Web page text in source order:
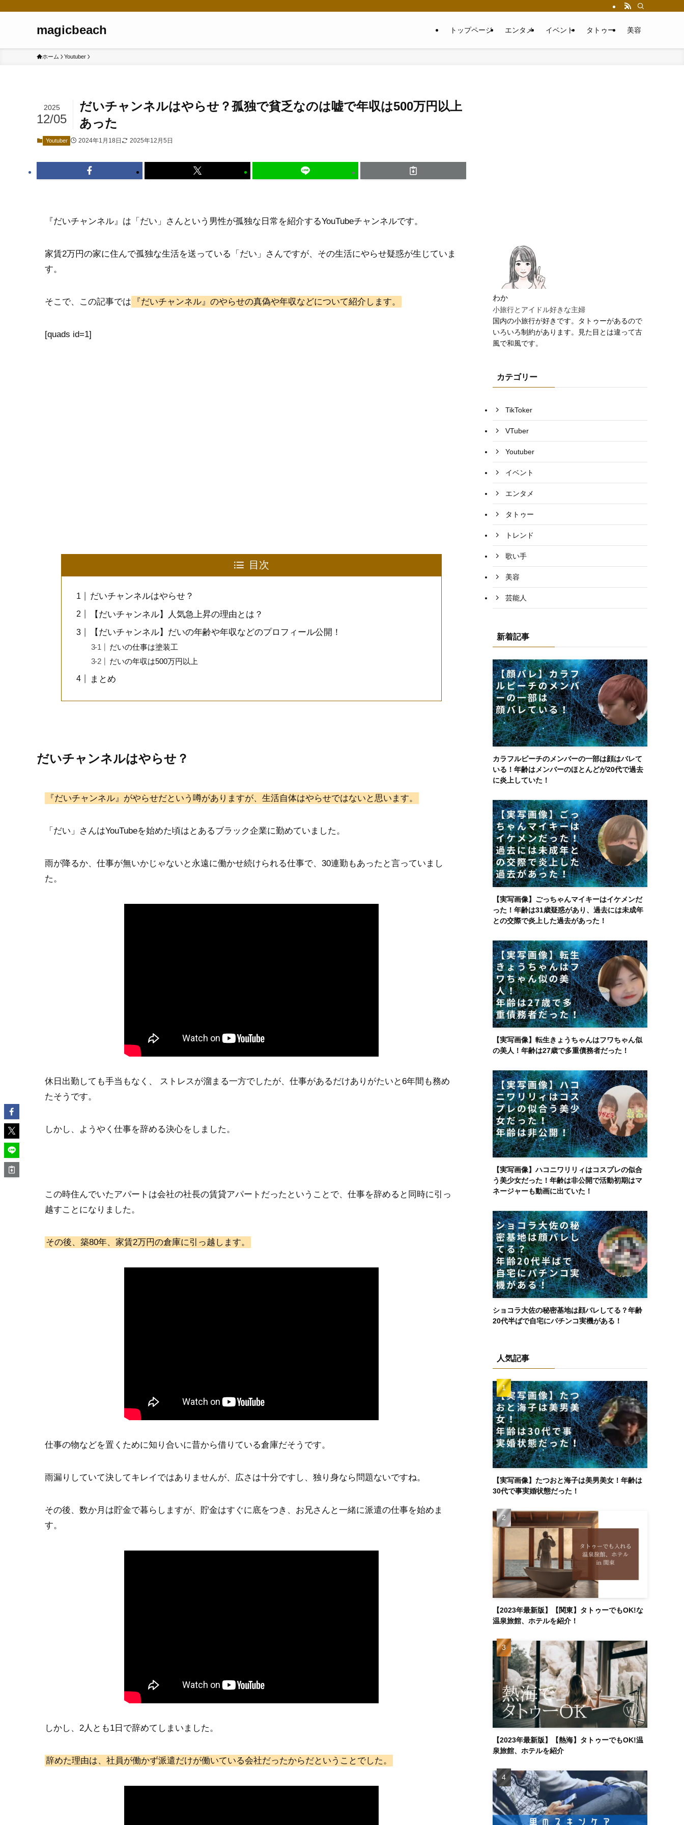
magicbeach トップページ エンタメ イベント タトゥー 美容
ホーム Youtuber
だいチャンネルはやらせ？孤独で貧乏なのは嘘で年収は500万円以上
あった
2025
12/05
Youtuber 2024年1月18日 2025年12月5日
『だいチャンネル』は「だい」さんという男性が孤独な日常を紹介するYouTubeチャンネルです。
家賃2万円の家に住んで孤独な生活を送っている「だい」さんですが、その生活にやらせ疑惑が生じていま
す。
そこで、この記事では 『だいチャンネル』のやらせの真偽や年収などについて紹介します。
[quads id=1]
目次
だいチャンネルはやらせ？
【だいチャンネル】人気急上昇の理由とは？
【だいチャンネル】だいの年齢や年収などのプロフィール公開！
だいの仕事は塗装工
だいの年収は500万円以上
まとめ
だいチャンネルはやらせ？
『だいチャンネル』がやらせだという噂がありますが、生活自体はやらせではないと思います。
「だい」さんはYouTubeを始めた頃はとあるブラック企業に勤めていました。
雨が降るか、仕事が無いかじゃないと永遠に働かせ続けられる仕事で、30連勤もあったと言っていまし
た。
休日出勤しても手当もなく、 ストレスが溜まる一方でしたが、仕事があるだけありがたいと6年間も務め
たそうです。
しかし、ようやく仕事を辞める決心をしました。
この時住んでいたアパートは会社の社長の賃貸アパートだったということで、仕事を辞めると同時に引っ
越すことになりました。
その後、築80年、家賃2万円の倉庫に引っ越します。
仕事の物などを置くために知り合いに昔から借りている倉庫だそうです。
雨漏りしていて決してキレイではありませんが、広さは十分ですし、独り身なら問題ないですね。
その後、数か月は貯金で暮らしますが、貯金はすぐに底をつき、お兄さんと一緒に派遣の仕事を始めま
す。
しかし、2人とも1日で辞めてしまいました。
辞めた理由は、社員が働かず派遣だけが働いている会社だったからだということでした。
わか
小旅行とアイドル好きな主婦
国内の小旅行が好きです。タトゥーがあるので
いろいろ制約があります。見た目とは違って古
風で和風です。
カテゴリー
TikToker
VTuber
Youtuber
イベント
エンタメ
タトゥー
トレンド
歌い手
美容
芸能人
新着記事
カラフルピーチのメンバーの一部は顔はバレて
いる！年齢はメンバーのほとんどが20代で過去
に炎上していた！
【実写画像】ごっちゃんマイキーはイケメンだ
った！年齢は31歳疑惑があり、過去には未成年
との交際で炎上した過去があった！
【実写画像】転生きょうちゃんはフワちゃん似
の美人！年齢は27歳で多重債務者だった！
【実写画像】ハコニワリリィはコスプレの似合
う美少女だった！年齢は非公開で活動初期はマ
ネージャーも動画に出ていた！
ショコラ大佐の秘密基地は顔バレしてる？年齢
20代半ばで自宅にパチンコ実機がある！
人気記事
【実写画像】たつおと海子は美男美女！年齢は
30代で事実婚状態だった！
【2023年最新版】【関東】タトゥーでもOK!な
温泉旅館、ホテルを紹介！
【2023年最新版】【熱海】タトゥーでもOK!温
泉旅館、ホテルを紹介